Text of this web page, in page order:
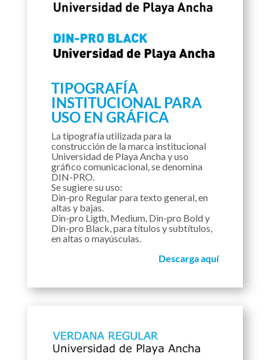
TIPOGRAFÍA
INSTITUCIONAL PARA
USO EN GRÁFICA
La tipografía utilizada para la
construcción de la marca institucional
Universidad de Playa Ancha y uso
gráfico comunicacional, se denomina
DIN-PRO.
Se sugiere su uso:
Din-pro Regular para texto general, en
altas y bajas.
Din-pro Ligth, Medium, Din-pro Bold y
Din-pro Black, para títulos y subtítulos,
en altas o mayúsculas.
Descarga aquí